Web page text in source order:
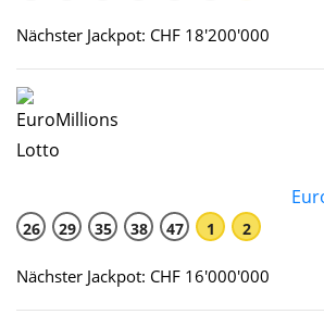
Nächster Jackpot: CHF 18'200'000
26 29 35 38 47 1 2
Nächster Jackpot: CHF 16'000'000